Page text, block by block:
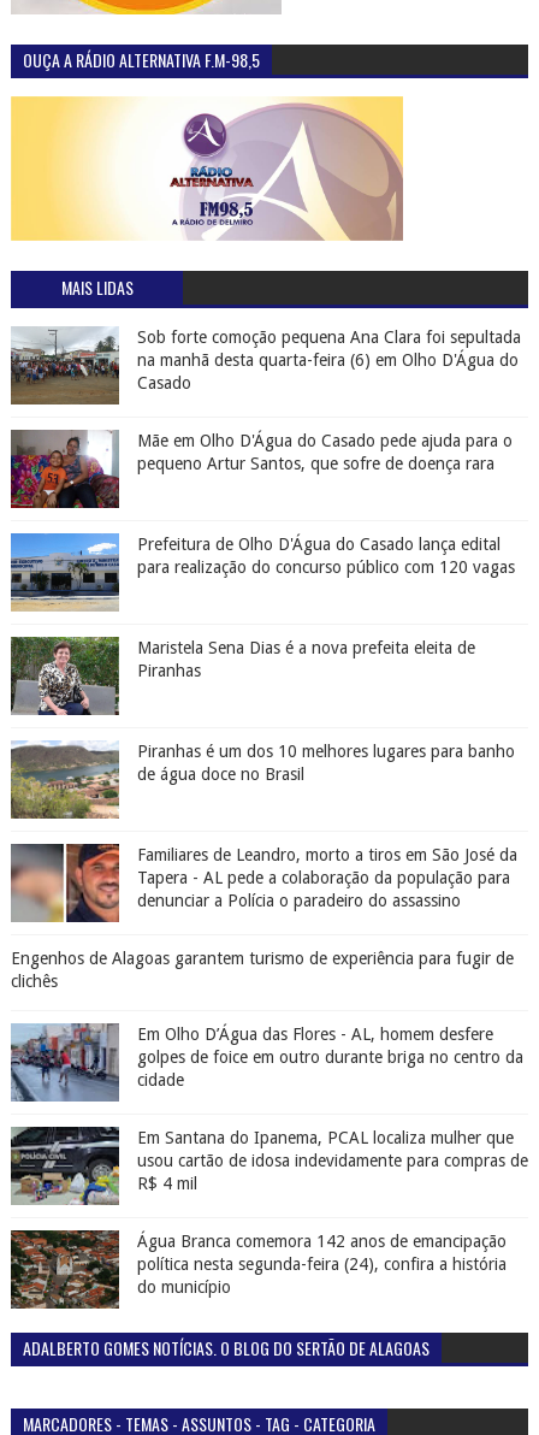
OUÇA A RÁDIO ALTERNATIVA F.M-98,5
MAIS LIDAS
Sob forte comoção pequena Ana Clara foi sepultada
na manhã desta quarta-feira (6) em Olho D'Água do
Casado
Mãe em Olho D'Água do Casado pede ajuda para o
pequeno Artur Santos, que sofre de doença rara
Prefeitura de Olho D'Água do Casado lança edital
para realização do concurso público com 120 vagas
Maristela Sena Dias é a nova prefeita eleita de
Piranhas
Piranhas é um dos 10 melhores lugares para banho
de água doce no Brasil
Familiares de Leandro, morto a tiros em São José da
Tapera - AL pede a colaboração da população para
denunciar a Polícia o paradeiro do assassino
Engenhos de Alagoas garantem turismo de experiência para fugir de
clichês
Em Olho D’Água das Flores - AL, homem desfere
golpes de foice em outro durante briga no centro da
cidade
Em Santana do Ipanema, PCAL localiza mulher que
usou cartão de idosa indevidamente para compras de
R$ 4 mil
Água Branca comemora 142 anos de emancipação
política nesta segunda-feira (24), confira a história
do município
ADALBERTO GOMES NOTÍCIAS. O BLOG DO SERTÃO DE ALAGOAS
MARCADORES - TEMAS - ASSUNTOS - TAG - CATEGORIA